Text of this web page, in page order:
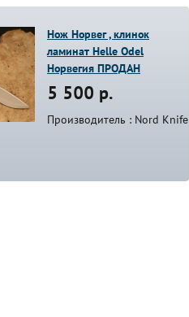
Нож Норвег , клинок
ламинат Helle Odel
Норвегия ПРОДАН
5 500 р.
Производитель : Nord Knife